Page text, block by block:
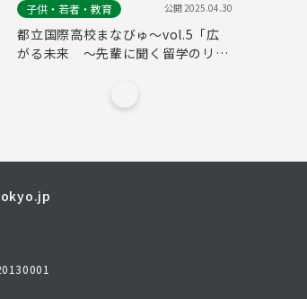
子供・若者・教育
公開2025.04.30
都立国際高校まなびゅ～vol.5「広
がる未来 〜先輩に聞く留学のリア